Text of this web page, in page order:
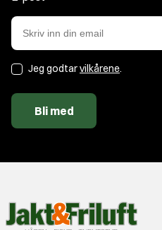
Jeg godtarvilkårene.
Bli med